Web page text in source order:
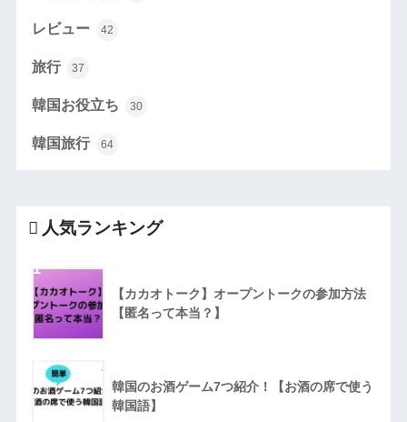
レビュー 42
旅行 37
韓国お役立ち 30
韓国旅行 64
人気ランキング
1
【カカオトーク】オープントークの参加方法
【匿名って本当？】
韓国のお酒ゲーム7つ紹介！【お酒の席で使う
韓国語】